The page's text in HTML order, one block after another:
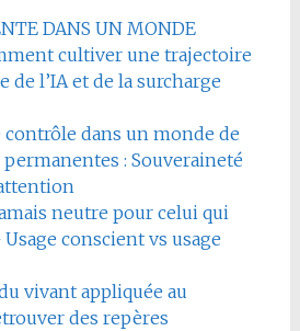
DANS UN MONDE
cultiver une trajectoire
de l’IA et de la surcharge
contrôle dans un monde de
: Souveraineté
neutre pour celui qui
Usage conscient vs usage
vivant appliquée au
des repères